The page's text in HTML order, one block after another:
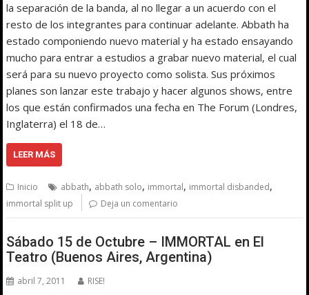
la separación de la banda, al no llegar a un acuerdo con el
resto de los integrantes para continuar adelante. Abbath ha
estado componiendo nuevo material y ha estado ensayando
mucho para entrar a estudios a grabar nuevo material, el cual
será para su nuevo proyecto como solista. Sus próximos
planes son lanzar este trabajo y hacer algunos shows, entre
los que están confirmados una fecha en The Forum (Londres,
Inglaterra) el 18 de…
LEER MÁS
Inicio abbath, abbath solo, immortal, immortal disbanded,
immortal split up Deja un comentario
Sábado 15 de Octubre – IMMORTAL en El
Teatro (Buenos Aires, Argentina)
abril 7, 2011 RISE!